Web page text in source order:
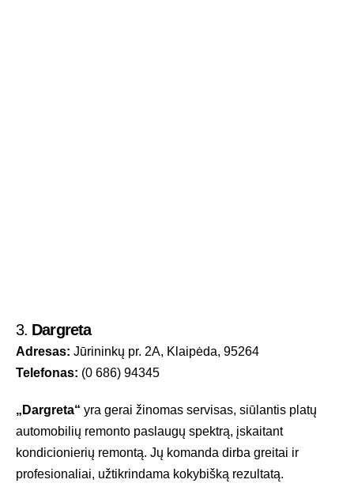
3. Dargreta
Adresas: Jūrininkų pr. 2A, Klaipėda, 95264
Telefonas: (0 686) 94345
„Dargreta“ yra gerai žinomas servisas, siūlantis platų
automobilių remonto paslaugų spektrą, įskaitant
kondicionierių remontą. Jų komanda dirba greitai ir
profesionaliai, užtikrindama kokybišką rezultatą.